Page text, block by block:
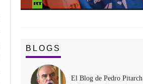
BLOGS
El Blog de Pedro Pitarch